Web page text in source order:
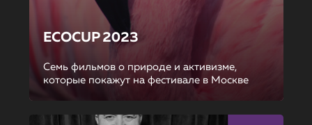
ECOCUP 2023
Семь фильмов о природе и активизме,
которые покажут на фестивале в Москве